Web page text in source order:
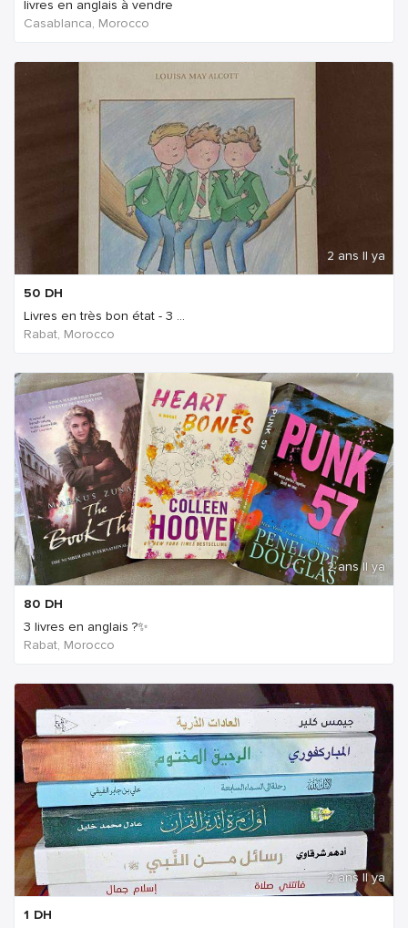
livres en anglais à vendre
Casablanca, Morocco
2 ans Il ya
50 DH
Livres en très bon état - 3 ...
Rabat, Morocco
2 ans Il ya
80 DH
3 livres en anglais ?✨
Rabat, Morocco
2 ans Il ya
1 DH